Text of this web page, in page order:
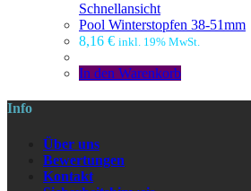
Schnellansicht
Pool Winterstopfen 38-51mm
8,16 € inkl. 19% MwSt.
In den Warenkorb
Info
Über uns
Bewertungen
Kontakt